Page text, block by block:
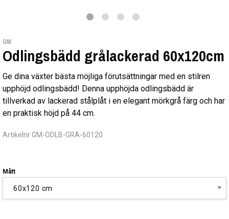
GM
Odlingsbädd grålackerad 60x120cm
Ge dina växter bästa möjliga förutsättningar med en stilren
upphöjd odlingsbädd! Denna upphöjda odlingsbädd är
tillverkad av lackerad stålplåt i en elegant mörkgrå färg och har
en praktisk höjd på 44 cm.
Artikelnr GM-ODLB-GRA-60120
Mått